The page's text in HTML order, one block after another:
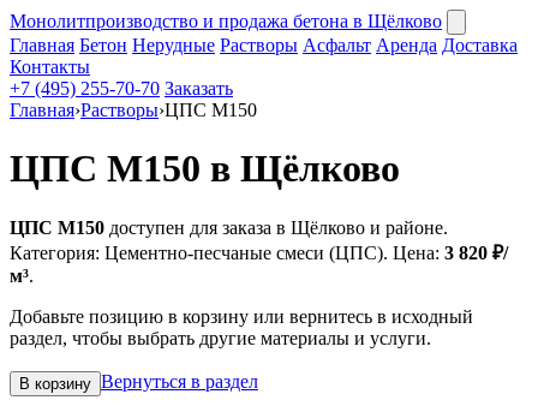
Монолитпроизводство и продажа бетона в Щёлково
Главная Бетон Нерудные Растворы Асфальт Аренда Доставка
Контакты
+7 (495) 255-70-70 Заказать
Главная›Растворы›ЦПС М150
ЦПС М150 в Щёлково
ЦПС М150 доступен для заказа в Щёлково и районе.
Категория: Цементно-песчаные смеси (ЦПС). Цена: 3 820 ₽/
м³.
Добавьте позицию в корзину или вернитесь в исходный
раздел, чтобы выбрать другие материалы и услуги.
В корзину Вернуться в раздел